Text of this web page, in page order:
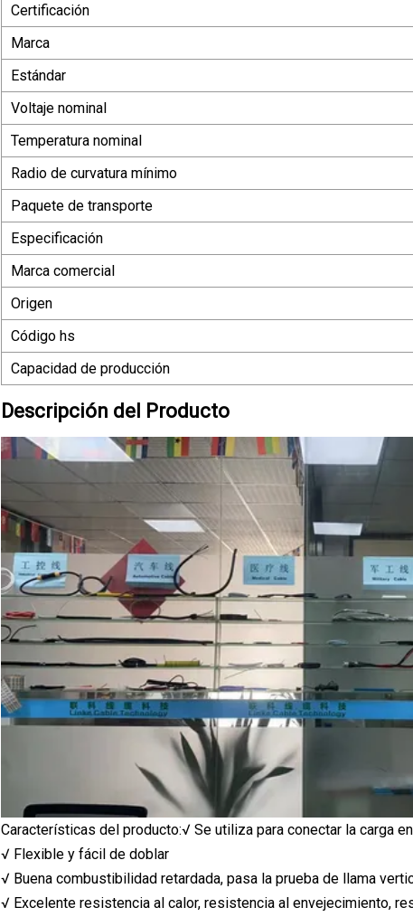
Certificación
Marca
Estándar
Voltaje nominal
Temperatura nominal
Radio de curvatura mínimo
Paquete de transporte
Especificación
Marca comercial
Origen
Código hs
Capacidad de producción
Descripción del Producto
Características del producto:√ Se utiliza para conectar la carga
√ Flexible y fácil de doblar
√ Buena combustibilidad retardada, pasa la prueba de llama
√ Excelente resistencia al calor, resistencia al envejecimiento,